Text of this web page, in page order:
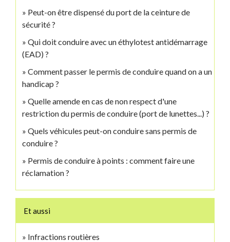
Peut-on être dispensé du port de la ceinture de
sécurité ?
Qui doit conduire avec un éthylotest antidémarrage
(EAD) ?
Comment passer le permis de conduire quand on a un
handicap ?
Quelle amende en cas de non respect d'une
restriction du permis de conduire (port de lunettes...) ?
Quels véhicules peut-on conduire sans permis de
conduire ?
Permis de conduire à points : comment faire une
réclamation ?
Et aussi
Infractions routières